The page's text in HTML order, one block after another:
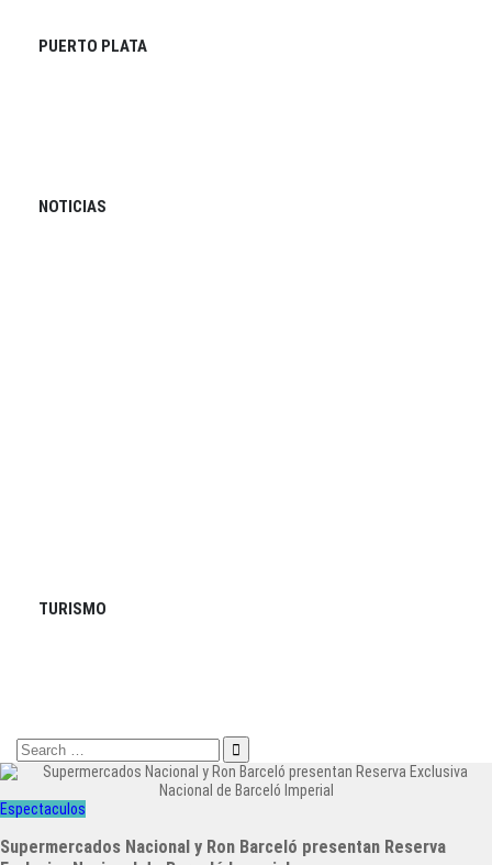
PUERTO PLATA
NOTICIAS
TURISMO
Search
for:
Espectaculos
Supermercados Nacional y Ron Barceló presentan Reserva